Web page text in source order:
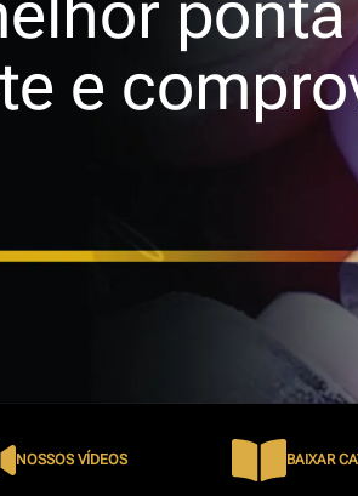
e
NOSSOS VÍDEOS BAIXAR